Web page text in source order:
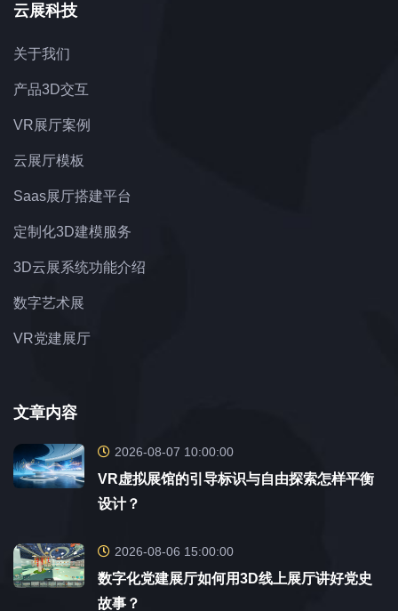
云展科技
关于我们
产品3D交互
VR展厅案例
云展厅模板
Saas展厅搭建平台
定制化3D建模服务
3D云展系统功能介绍
数字艺术展
VR党建展厅
文章内容
2026-08-07 10:00:00
VR虚拟展馆的引导标识与自由探索怎样平衡
设计？
2026-08-06 15:00:00
数字化党建展厅如何用3D线上展厅讲好党史
故事？